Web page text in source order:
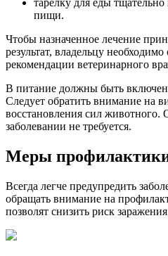
тарелку для еды
пищи.
Чтобы назначенное лечение
результат, владельцу
рекомендации ветеринарного
В питание должны быть
Следует обратить внимание на
восстановления сил
заболевании не требуется.
Меры
Всегда легче предупредить
обращать внимание на
позволят снизить риск